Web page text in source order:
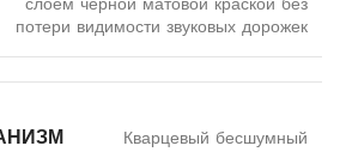
слоем черной матовой краской без
потери видимости звуковых дорожек
Кварцевый бесшумный